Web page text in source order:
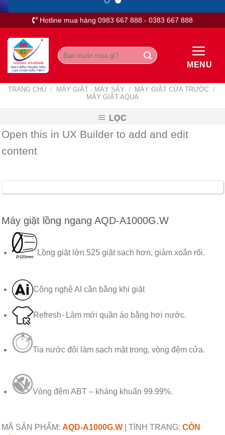
Skip
Hotline mua hàng 0983 667 888 - 0383 667 888
Tìm
kiếm:
MENU
TRANG CHỦ / MÁY GIẶT - MÁY SẤY / MÁY GIẶT CỬA TRƯỚC /
MÁY GIẶT AQUA
LỌC
Open this in UX Builder to add and edit
content
Máy giặt lồng ngang AQD-A1000G.W
Lồng giặt lớn 525 giặt sạch hơn, giảm xoắn rối.
Công nghệ AI cân bằng khi giặt
Refresh- Làm mới quần áo bằng hơi nước.
Tia nước đôi làm sạch mặt trong, vòng đệm cửa.
Vòng đệm ABT – kháng khuẩn 99.99%.
MÃ SẢN PHẨM: AQD-A1000G.W TÌNH TRẠNG: CÒN